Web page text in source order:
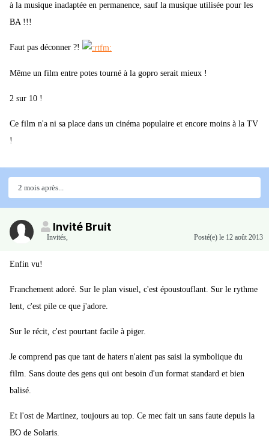
à la musique inadaptée en permanence, sauf la musique utilisée pour les
BA !!!
Faut pas déconner ?!
Même un film entre potes tourné à la gopro serait mieux !
2 sur 10 !
Ce film n'a ni sa place dans un cinéma populaire et encore moins à la TV
!
2 mois après...
Invité Bruit
Invités, Posté(e) le 12 août 2013
Enfin vu!
Franchement adoré. Sur le plan visuel, c'est époustouflant. Sur le rythme
lent, c'est pile ce que j'adore.
Sur le récit, c'est pourtant facile à piger.
Je comprend pas que tant de haters n'aient pas saisi la symbolique du
film. Sans doute des gens qui ont besoin d'un format standard et bien
balisé.
Et l'ost de Martinez, toujours au top. Ce mec fait un sans faute depuis la
BO de Solaris.